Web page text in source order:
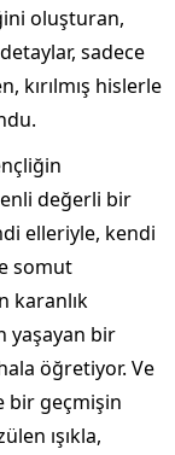
oluşturan,
sadece
kırılmış hislerle
değerli bir
elleriyle, kendi
somut
karanlık
yaşayan bir
öğretiyor. Ve
bir geçmişin
ışıkla,